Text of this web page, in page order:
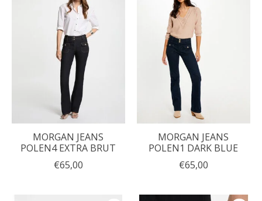
MORGAN JEANS
POLEN4 EXTRA BRUT
€65,00
MORGAN JEANS
POLEN1 DARK BLUE
€65,00